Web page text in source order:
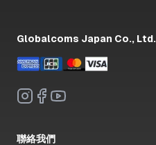
Globalcoms Japan Co., Ltd.
聯絡我們